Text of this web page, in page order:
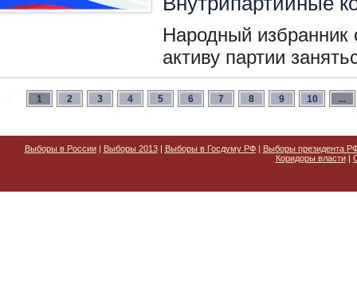
Народный избранник
активу партии
1 2 3 4 5 6 7 8 9 10 ...
Выборы в России| Выборы 2013| Выборы в Госдуму РФ| Выборы президента
Коридоры власти|